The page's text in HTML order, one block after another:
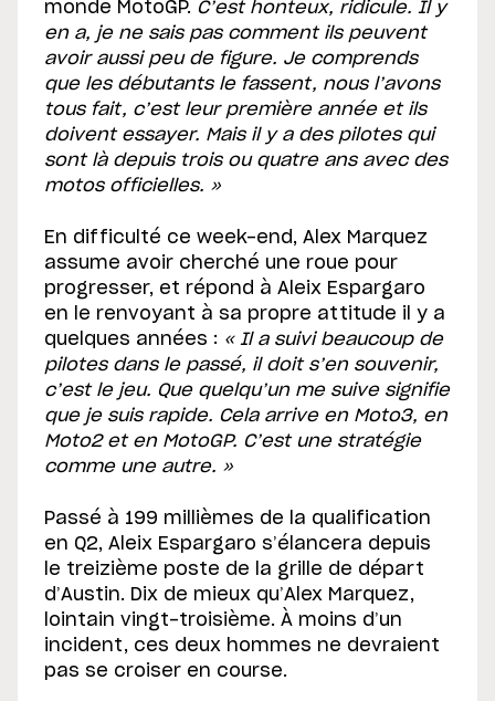
monde MotoGP. C’est honteux, ridicule. Il y
en a, je ne sais pas comment ils peuvent
avoir aussi peu de figure. Je comprends
que les débutants le fassent, nous l’avons
tous fait, c’est leur première année et ils
doivent essayer. Mais il y a des pilotes qui
sont là depuis trois ou quatre ans avec des
motos officielles. »
En difficulté ce week-end, Alex Marquez
assume avoir cherché une roue pour
progresser, et répond à Aleix Espargaro
en le renvoyant à sa propre attitude il y a
quelques années : « Il a suivi beaucoup de
pilotes dans le passé, il doit s’en souvenir,
c’est le jeu. Que quelqu’un me suive signifie
que je suis rapide. Cela arrive en Moto3, en
Moto2 et en MotoGP. C’est une stratégie
comme une autre. »
Passé à 199 millièmes de la qualification
en Q2, Aleix Espargaro s’élancera depuis
le treizième poste de la grille de départ
d’Austin. Dix de mieux qu’Alex Marquez,
lointain vingt-troisième. À moins d’un
incident, ces deux hommes ne devraient
pas se croiser en course.